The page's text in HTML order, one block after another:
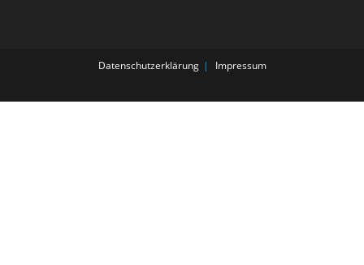
Datenschutzerklärung Impressum